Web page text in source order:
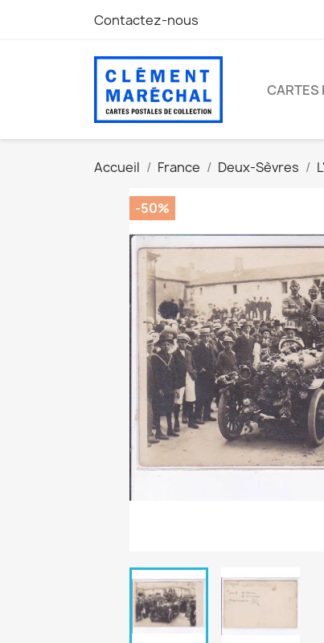
Contactez-nous
CARTES
Accueil France Deux-Sèvres
-50%